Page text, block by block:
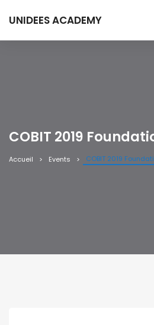
UNIDEES ACADEMY
COBIT 2019
Accueil Events COBIT 2019